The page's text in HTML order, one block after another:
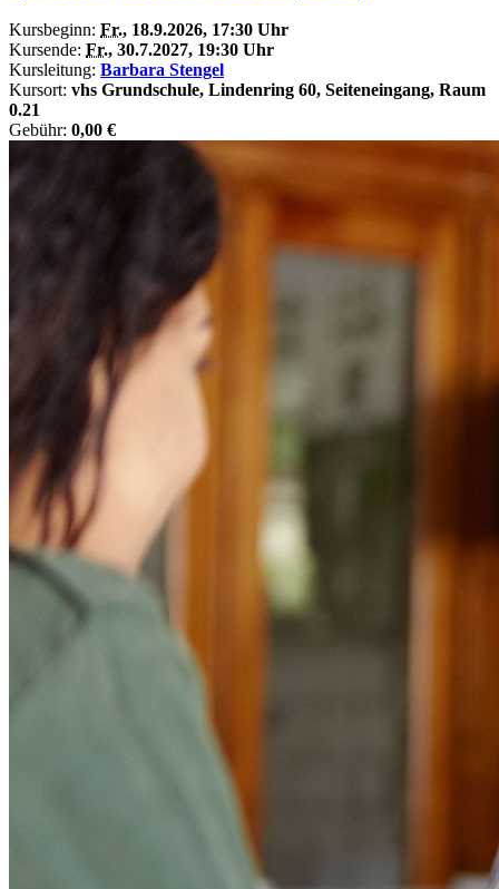
Kursbeginn: Fr., 18.9.2026, 17:30 Uhr
Kursende: Fr., 30.7.2027, 19:30 Uhr
Kursleitung: Barbara Stengel
Kursort: vhs Grundschule, Lindenring 60, Seiteneingang, Raum
0.21
Gebühr: 0,00 €